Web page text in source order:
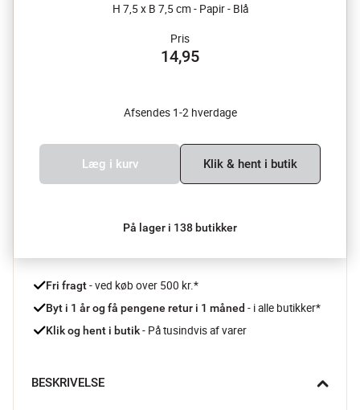
H 7,5 x B 7,5 cm - Papir - Blå
Pris
14,95
Afsendes 1-2 hverdage
Læg i kurv Klik & hent i butik
På lager i 138 butikker
Fri fragt - ved køb over 500 kr.*
Byt i 1 år og få pengene retur i 1 måned - i alle butikker*
Klik og hent i butik - På tusindvis af varer
BESKRIVELSE